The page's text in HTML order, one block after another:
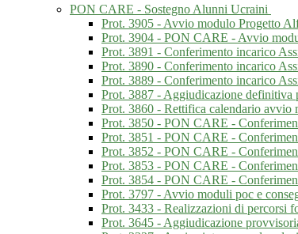
PON CARE - Sostegno Alunni Ucraini
Prot. 3905 - Avvio modulo Progetto
Prot. 3904 - PON CARE - Avvio
Prot. 3891 - Conferimento incarico
Prot. 3890 - Conferimento incarico
Prot. 3889 - Conferimento incarico
Prot. 3887 - Aggiudicazione definitiva
Prot. 3860 - Rettifica calendario avvio
Prot. 3850 - PON CARE -
Prot. 3851 - PON CARE -
Prot. 3852 - PON CARE -
Prot. 3853 - PON CARE -
Prot. 3854 - PON CARE -
Prot. 3797 - Avvio moduli poc e
Prot. 3433 - Realizzazioni di percorsi
Prot. 3645 - Aggiudicazione